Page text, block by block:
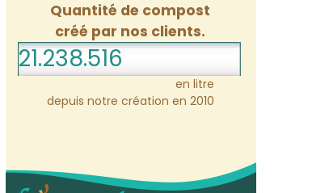
Quantité de compost
créé par nos clients.
21.238.516
en litre
depuis notre création en 2010